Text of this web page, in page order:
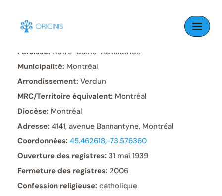
Skip
content
Paroisse: Notre-Dame-Auxiliatrice
Municipalité: Montréal
Arrondissement: Verdun
MRC/Territoire équivalent: Montréal
Diocèse: Montréal
Adresse: 4141, avenue Bannantyne, Montréal
Coordonnées: 45.462618,-73.576360
Ouverture des registres: 31 mai 1939
Fermeture des registres: 2006
Confession religieuse: catholique